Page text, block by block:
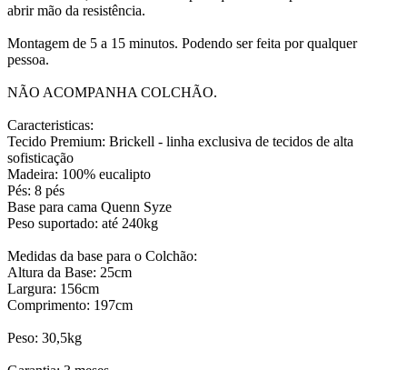
abrir mão da resistência.
Montagem de 5 a 15 minutos. Podendo ser feita por qualquer
pessoa.
NÃO ACOMPANHA COLCHÃO.
Caracteristicas:
Tecido Premium: Brickell - linha exclusiva de tecidos de alta
sofisticação
Madeira: 100% eucalipto
Pés: 8 pés
Base para cama Quenn Syze
Peso suportado: até 240kg
Medidas da base para o Colchão:
Altura da Base: 25cm
Largura: 156cm
Comprimento: 197cm
Peso: 30,5kg